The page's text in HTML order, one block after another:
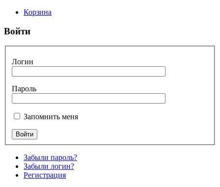
Корзина
Войти
Логин
Пароль
Запомнить меня
Забыли пароль?
Забыли логин?
Регистрация